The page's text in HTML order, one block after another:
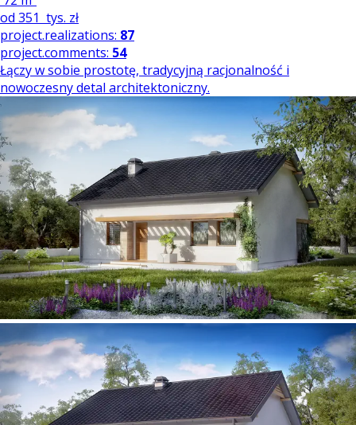
od 351 tys. zł
project.realizations: 87
project.comments: 54
Łączy w sobie prostotę, tradycyjną racjonalność i
nowoczesny detal architektoniczny.